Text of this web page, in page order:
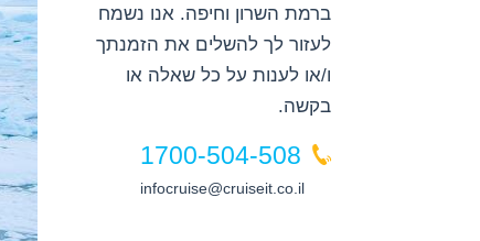
ברמת השרון וחיפה. אנו נשמח
לעזור לך להשלים את הזמנתך
ו/או לענות על כל שאלה או
בקשה.
1700-504-508
infocruise@cruiseit.co.il
אנטר כדי לדלג
לאזור הבא